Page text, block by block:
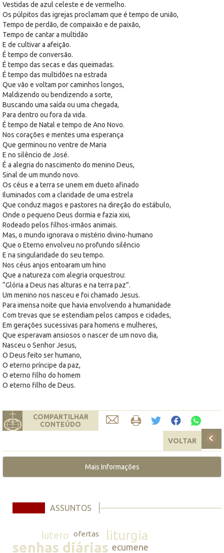
Vestidas de azul celeste e de vermelho.
Os púlpitos das igrejas proclamam que é tempo de união,
Tempo de perdão, de compaixão e de paixão,
Tempo de cantar a multidão
E de cultivar a afeição.
É tempo de conversão.
É tempo das secas e das queimadas.
É tempo das multidões na estrada
Que vão e voltam por caminhos longos,
Maldizendo ou bendizendo a sorte,
Buscando uma saída ou uma chegada,
Para dentro ou fora da vida.
É tempo de Natal e tempo de Ano Novo.
Nos corações e mentes uma esperança
Que germinou no ventre de Maria
E no silêncio de José.
É a alegria do nascimento do menino Deus,
Sinal de um mundo novo.
Os céus e a terra se unem em dueto afinado
Iluminados com a claridade de uma estrela
Que conduz magos e pastores na direção do estábulo,
Onde o pequeno Deus dormia e fazia xixi,
Rodeado pelos filhos-irmãos animais.
Mas, o mundo ignorava o mistério divino-humano
Que o Eterno envolveu no profundo silêncio
E na singularidade do seu tempo.
Nos céus anjos entoaram um hino
Que a natureza com alegria orquestrou:
“Glória a Deus nas alturas e na terra paz”.
Um menino nos nasceu e foi chamado Jesus.
Para imensa noite que havia envolvendo a humanidade
Com trevas que se estendiam pelos campos e cidades,
Em gerações sucessivas para homens e mulheres,
Que esperavam ansiosos o nascer de um novo dia,
Nasceu o Senhor Jesus,
O Deus feito ser humano,
O eterno príncipe da paz,
O eterno filho do homem
O eterno filho de Deus.
COMPARTILHAR
CONTEÚDO
VOLTAR
Mais Informações
ASSUNTOS
lutero ofertas liturgia
senhas diárias ecumene